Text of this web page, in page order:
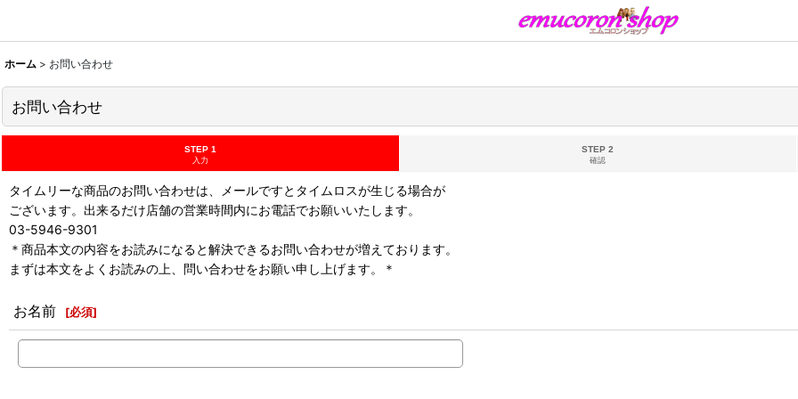
ホーム > お問い合わせ
お問い合わせ
STEP 1
入力
STEP 2
確認
タイムリーな商品のお問い合わせは、メールですとタイムロスが生じる場合が
ございます。出来るだけ店舗の営業時間内にお電話でお願いいたします。
03-5946-9301
＊商品本文の内容をお読みになると解決できるお問い合わせが増えております。
まずは本文をよくお読みの上、問い合わせをお願い申し上げます。＊
お名前 [必須]